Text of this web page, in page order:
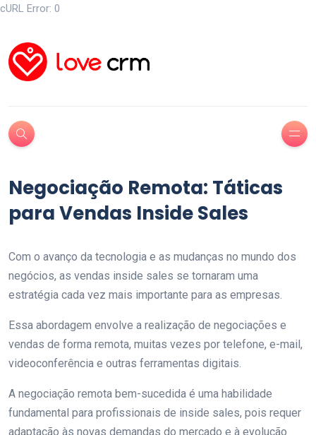
cURL Error: 0
Negociação Remota: Táticas
para Vendas Inside Sales
Com o avanço da tecnologia e as mudanças no mundo dos
negócios, as vendas inside sales se tornaram uma
estratégia cada vez mais importante para as empresas.
Essa abordagem envolve a realização de negociações e
vendas de forma remota, muitas vezes por telefone, e-mail,
videoconferência e outras ferramentas digitais.
A negociação remota bem-sucedida é uma habilidade
fundamental para profissionais de inside sales, pois requer
adaptação às novas demandas do mercado e à evolução